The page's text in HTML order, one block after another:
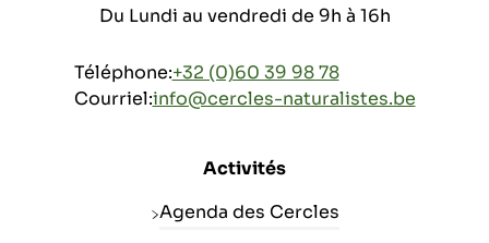
Du Lundi au vendredi de 9h à 16h
Téléphone:+32 (0)60 39 98 78
Courriel:info@cercles-naturalistes.be
Activités
Agenda des Cercles